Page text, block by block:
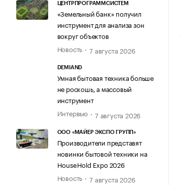
ЦЕНТРПРОГРАММСИСТЕМ
«Земельный банк» получил
инструмент для анализа зон
вокруг объектов
Новость
7 августа 2026
DEMIAND
Умная бытовая техника больше
не роскошь, а массовый
инструмент
Интервью
7 августа 2026
ООО «МАЙЕР ЭКСПО ГРУПП»
Производители представят
новинки бытовой техники на
HouseHold Expo 2026
Новость
7 августа 2026